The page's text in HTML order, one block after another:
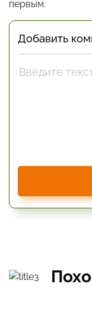
первым.
Добавить